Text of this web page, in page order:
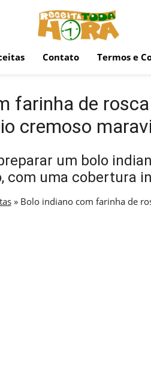
Contato Termos e
farinha de
cremoso
um bolo
com uma cobertura
» Bolo indiano com farinha de